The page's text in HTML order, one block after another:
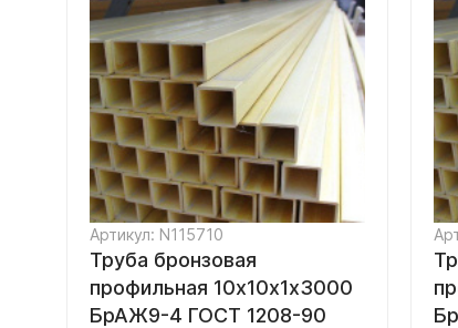
Артикул: N115710
Труба бронзовая
профильная 10х10х1х3000
БрАЖ9-4 ГОСТ 1208-90